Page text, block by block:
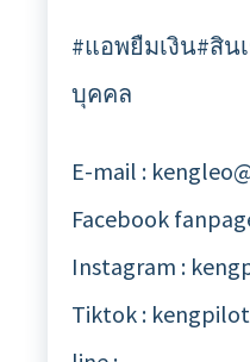
#แอพยืมเงิน#สิน
บุคคล
E-mail :
Facebook
Instagram :
Tiktok : kengpilot